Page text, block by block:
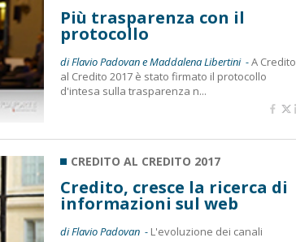
Più trasparenza con il
protocollo
di Flavio Padovan e Maddalena Libertini -A Credito
al Credito 2017 è stato firmato il protocollo
d'intesa sulla trasparenza n...
CREDITO AL CREDITO 2017
Credito, cresce la ricerca di
informazioni sul web
di Flavio Padovan - L'evoluzione dei canali